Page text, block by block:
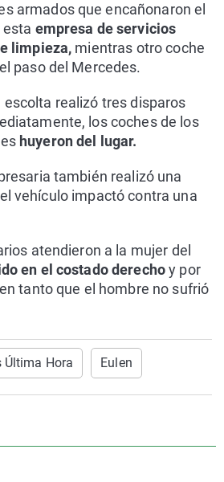
armados que encañonaron el
empresa de servicios
limpieza, mientras otro coche
paso del Mercedes.
escolta realizó tres disparos
los coches de los
huyeron del lugar.
también realizó una
vehículo impactó contra una
atendieron a la mujer del
en el costado derechoy por
tanto que el hombre no sufrió
Última Hora Eulen